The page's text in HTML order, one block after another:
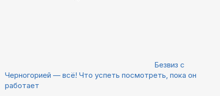
Безвиз с
Черногорией — всё! Что успеть посмотреть, пока он
работает